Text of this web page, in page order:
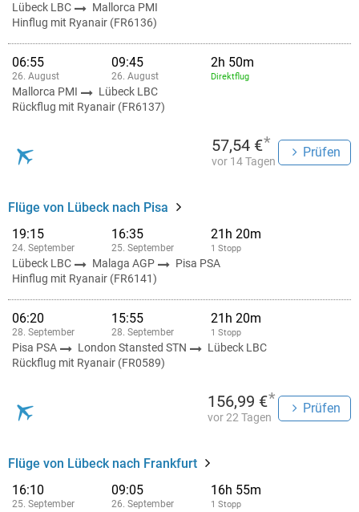
Lübeck LBC
Mallorca PMI
Hinflug mit Ryanair (FR6136)
06:55
26. August
09:45
26. August
2h 50m
Direktflug
Mallorca PMI
Lübeck LBC
Rückflug mit Ryanair (FR6137)
57,54 €*
vor 14 Tagen
Prüfen
Flüge von Lübeck nach Pisa
19:15
24. September
16:35
25. September
21h 20m
1 Stopp
Lübeck LBC Malaga AGP
Pisa PSA
Hinflug mit Ryanair (FR6141)
06:20
28. September
15:55
28. September
21h 20m
1 Stopp
Pisa PSA London Stansted STN
Lübeck LBC
Rückflug mit Ryanair (FR0589)
156,99 €*
vor 22 Tagen
Prüfen
Flüge von Lübeck nach Frankfurt
16:10
25. September
09:05
26. September
16h 55m
1 Stopp